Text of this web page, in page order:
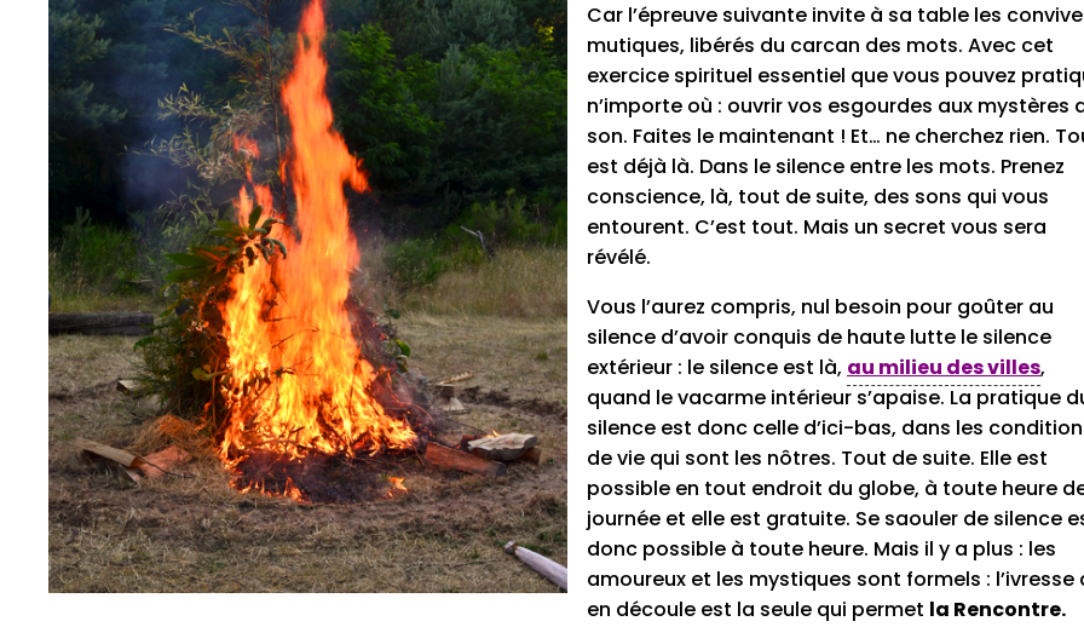
Car l’épreuve suivante invite à sa table les
mutiques, libérés du carcan des mots. Avec cet
exercice spirituel essentiel que vous pouvez
n’importe où : ouvrir vos esgourdes aux mystères
son. Faites le maintenant ! Et… ne cherchez rien.
est déjà là. Dans le silence entre les mots. Prenez
conscience, là, tout de suite, des sons qui vous
entourent. C’est tout. Mais un secret vous sera
révélé.
Vous l’aurez compris, nul besoin pour goûter au
silence d’avoir conquis de haute lutte le silence
extérieur : le silence est là, au milieu des villes,
quand le vacarme intérieur s’apaise. La pratique
silence est donc celle d’ici-bas, dans les
de vie qui sont les nôtres. Tout de suite. Elle est
possible en tout endroit du globe, à toute heure
journée et elle est gratuite. Se saouler de silence
donc possible à toute heure. Mais il y a plus : les
amoureux et les mystiques sont formels : l’ivresse
en découle est la seule qui permet la Rencontre.